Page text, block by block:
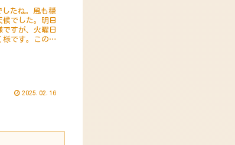
たね。風も穏
でした。明日
ですが、火曜日
様です。この
2025.02.16